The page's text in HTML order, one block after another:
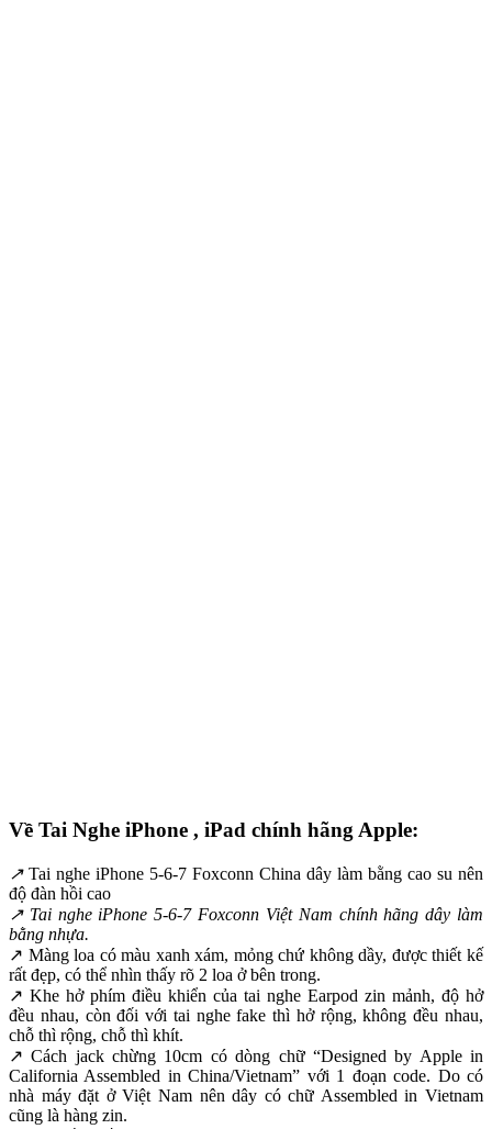
Về Tai Nghe iPhone , iPad chính hãng Apple:
↗Tai nghe iPhone 5-6-7 Foxconn China dây làm bằng cao su nên
độ đàn hồi cao
↗ Tai nghe iPhone 5-6-7 Foxconn Việt Nam chính hãng dây làm
bằng nhựa.
↗ Màng loa có màu xanh xám, mỏng chứ không dầy, được thiết kế
rất đẹp, có thể nhìn thấy rõ 2 loa ở bên trong.
↗ Khe hở phím điều khiển của tai nghe Earpod zin mảnh, độ hở
đều nhau, còn đối với tai nghe fake thì hở rộng, không đều nhau,
chỗ thì rộng, chỗ thì khít.
↗ Cách jack chừng 10cm có dòng chữ “Designed by Apple in
California Assembled in China/Vietnam” với 1 đoạn code. Do có
nhà máy đặt ở Việt Nam nên dây có chữ Assembled in Vietnam
cũng là hàng zin.